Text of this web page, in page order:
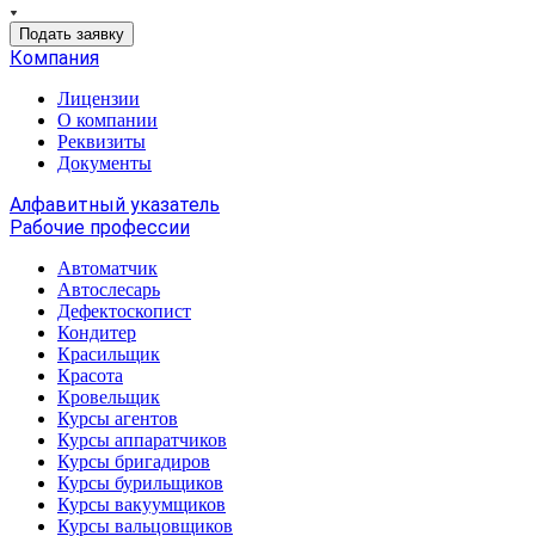
Подать заявку
Компания
Лицензии
О компании
Реквизиты
Документы
Алфавитный указатель
Рабочие профессии
Автоматчик
Автослесарь
Дефектоскопист
Кондитер
Красильщик
Красота
Кровельщик
Курсы агентов
Курсы аппаратчиков
Курсы бригадиров
Курсы бурильщиков
Курсы вакуумщиков
Курсы вальцовщиков